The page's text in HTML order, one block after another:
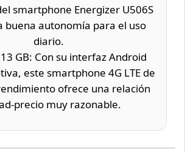
smartphone Energizer U506S
buena autonomía para el uso
diario.
GB: Con su interfaz Android
este smartphone 4G LTE de
ofrece una relación
precio muy razonable.